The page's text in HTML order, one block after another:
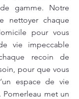
gamme. Notre
nettoyer chaque
pour vous
vie impeccable
recoin de
pour que vous
espace de vie
Pomerleau met un